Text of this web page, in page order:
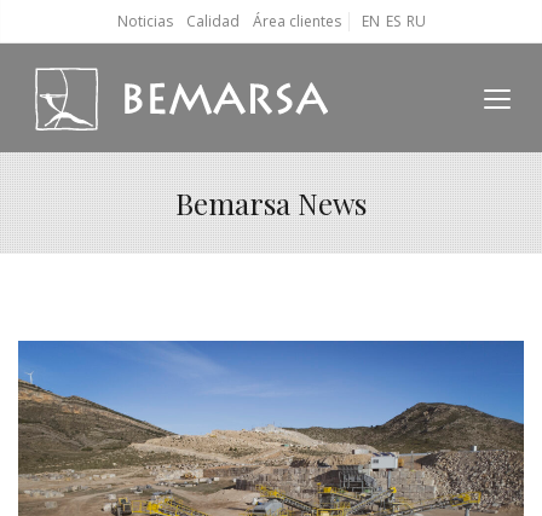
Noticias Calidad Área clientes EN ES RU
Bemarsa News